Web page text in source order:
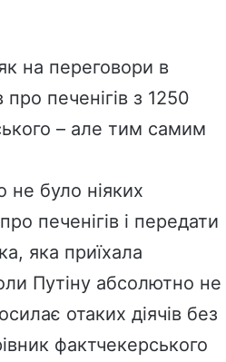
на переговори в
печенігів з 1250
– але тим самим
не було ніяких
печенігів і передати
яка приїхала
Путіну абсолютно не
отаких діячів без
фактчекерського